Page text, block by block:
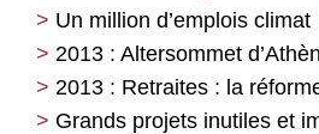
Un million d’emplois climat
2013 : Altersommet
2013 : Retraites : la
Grands projets inutiles et